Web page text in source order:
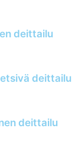
deittailu
deittailu
deittailu